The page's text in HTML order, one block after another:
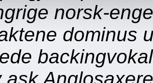
norsk-
dominus